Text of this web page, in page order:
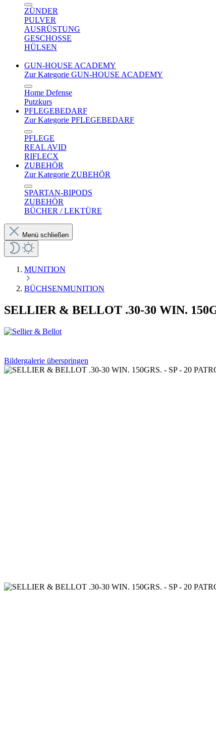
ZÜNDER
PULVER
AUSRÜSTUNG
GESCHOSSE
HÜLSEN
GUN-HOUSE ACADEMY
Zur Kategorie GUN-HOUSE ACADEMY
Home Defense
Putzkurs
PFLEGEBEDARF
Zur Kategorie PFLEGEBEDARF
PFLEGE
REAL AVID
RIFLECX
ZUBEHÖR
Zur Kategorie ZUBEHÖR
SPARTAN-BIPODS
ZUBEHÖR
BÜCHER / LEKTÜRE
Menü schließen
MUNITION
BÜCHSENMUNITION
SELLIER & BELLOT .30-30 WIN.
Bildergalerie überspringen